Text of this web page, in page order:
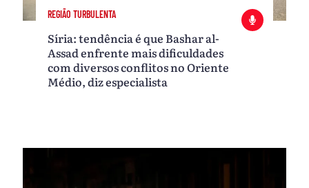
REGIÃO TURBULENTA
Síria: tendência é que Bashar al-
Assad enfrente mais dificuldades
com diversos conflitos no Oriente
Médio, diz especialista